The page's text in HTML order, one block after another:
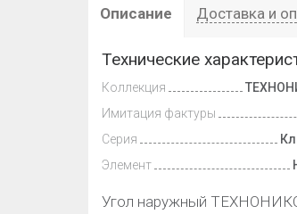
Описание Доставка и
Технические
Коллекция
Имитация фактуры
Серия
Элемент
Угол наружный